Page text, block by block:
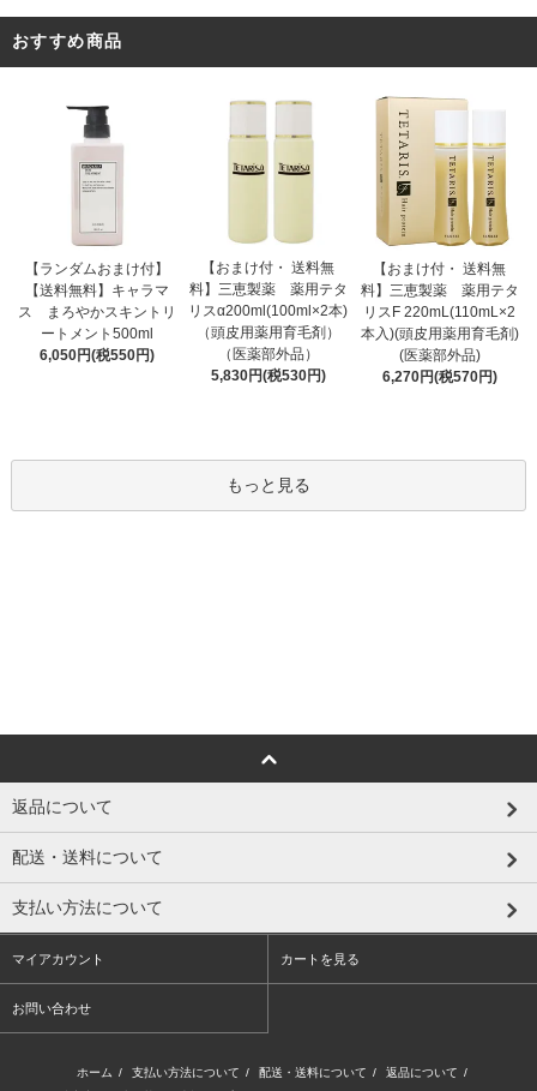
おすすめ商品
【ランダムおまけ付】
【送料無料】キャラマ
ス まろやかスキントリ
ートメント500ml
6,050円(税550円)
【おまけ付・ 送料無
料】三恵製薬 薬用テタ
リスα200ml(100ml×2本)
（頭皮用薬用育毛剤）
（医薬部外品）
5,830円(税530円)
【おまけ付・ 送料無
料】三恵製薬 薬用テタ
リスF 220mL(110mL×2
本入)(頭皮用薬用育毛剤)
(医薬部外品)
6,270円(税570円)
もっと見る
返品について
配送・送料について
支払い方法について
マイアカウント カートを見る
お問い合わせ
ホーム / 支払い方法について / 配送・送料について / 返品について /